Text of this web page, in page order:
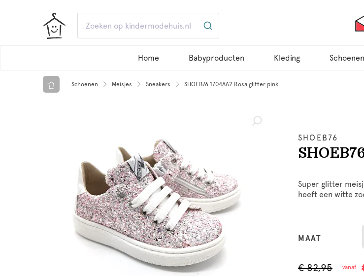
Home Babyproducten Kleding Schoenen
Schoenen Meisjes Sneakers SHOEB76 1704AA2 Rosa glitter pink
SHOEB76
Super glitter
heeft een witte
MAAT
€ 82,95 vanaf